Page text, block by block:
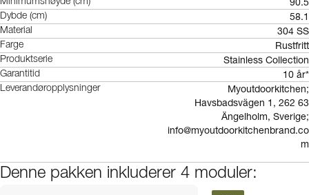
Minimumshøyde (cm)
Dybde (cm) 58.1
Material 304 SS
Farge Rustfritt
Produktserie Stainless Collection
Garantitid 10 år*
Leverandøropplysninger
Myoutdoorkitchen;
Havsbadsvägen 1, 262 63
Ängelholm, Sverige;
info@myoutdoorkitchenbrand.co
m
Denne pakken inkluderer 4 moduler: